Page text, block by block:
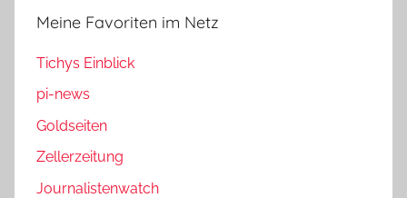
Meine Favoriten im Netz
Tichys Einblick
pi-news
Goldseiten
Zellerzeitung
Journalistenwatch